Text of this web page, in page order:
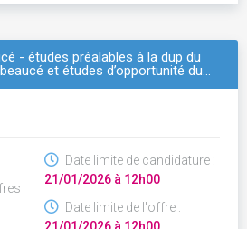
- études préalables à la dup du
et études d’opportunité du…
Date limite de candidature :
21/01/2026 à 12h00
Date limite de l'offre :